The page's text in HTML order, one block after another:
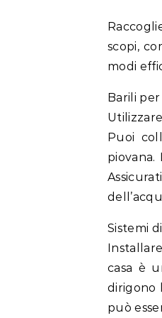
scopi,
modi
Barili
Puoi
piovana.
Sistemi
casa è
dirigono
può